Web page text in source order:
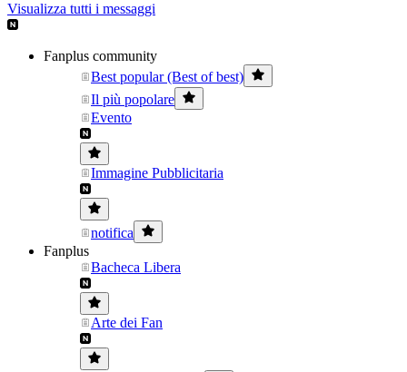
Visualizza tutti i messaggi
Fanplus community
Best popular (Best of best)
Il più popolare
Evento
Immagine Pubblicitaria
notifica
Fanplus
Bacheca Libera
Arte dei Fan